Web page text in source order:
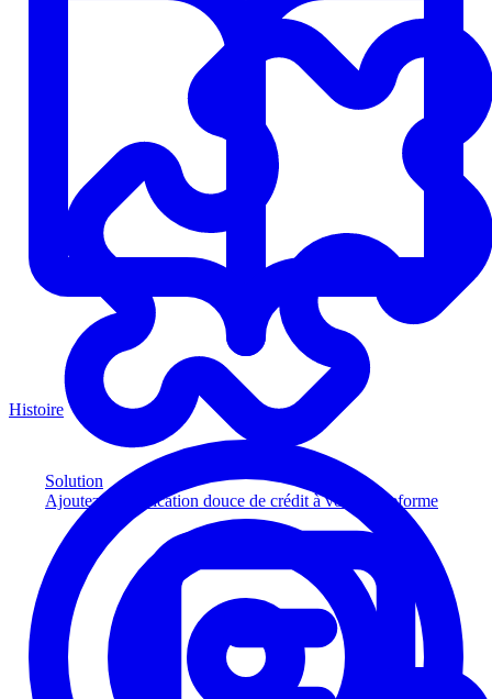
Solution
Ajoutez la vérification douce de crédit à votre plateforme
Histoire